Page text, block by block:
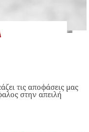
τις αποφάσεις μας
στην απειλή